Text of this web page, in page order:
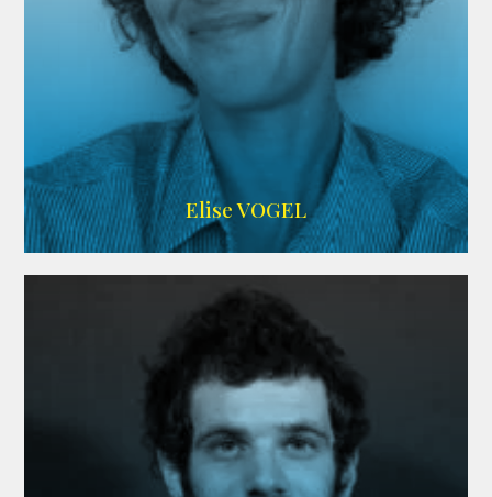
AGENCE IF ONLY
Elise VOGEL